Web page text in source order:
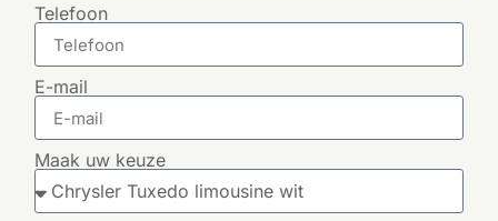
Telefoon
E-mail
Maak uw keuze